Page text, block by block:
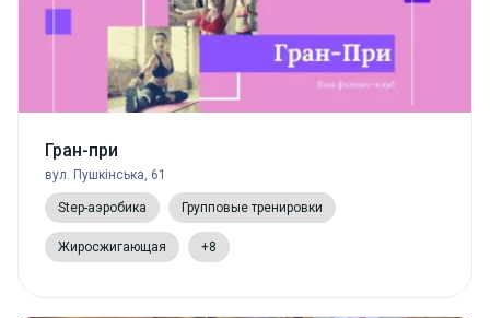
Гран-при
вул. Пушкінська, 61
Step-аэробика Групповые тренировки
Жиросжигающая +8